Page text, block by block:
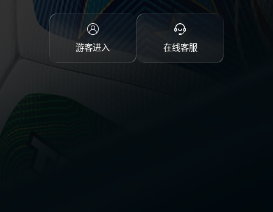
游客进入 在线客服